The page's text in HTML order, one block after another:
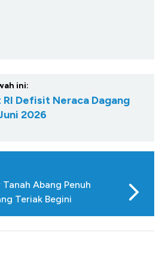
ini:
Defisit Neraca Dagang
2026
Abang Penuh
Teriak Begini